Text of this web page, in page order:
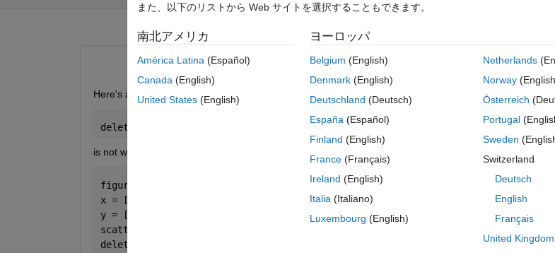
MATLAB
Here's a simple snippet that shows that
delete(findobj(gca,
is not working for erasing scattered points:
figure
x = [1,2,3,4]
y = [1,2,3,7]
scatter(x,y,50);
delete(findobj(gca,
また、以下のリストから Web サイトを選択することもできます。
南北アメリカ
América Latina (Español)
Canada (English)
United States (English)
ヨーロッパ
Belgium (English)
Denmark (English)
Deutschland (Deutsch)
España (Español)
Finland (English)
France (Français)
Ireland (English)
Italia (Italiano)
Luxembourg (English)
Netherlands
Norway
Österreich
Portugal
Sweden
Switzerland
Deutsch
English
Français
United Kingdom